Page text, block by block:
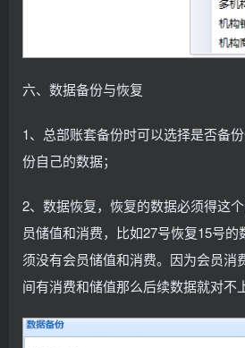
六、数据备份与恢复
1、总部账套备份时可以选择是否备
份自己的数据；
2、数据恢复，恢复的数据必须得这
员储值和消费，比如27号恢复15号
须没有会员储值和消费。因为会员消
间有消费和储值那么后续数据就对不